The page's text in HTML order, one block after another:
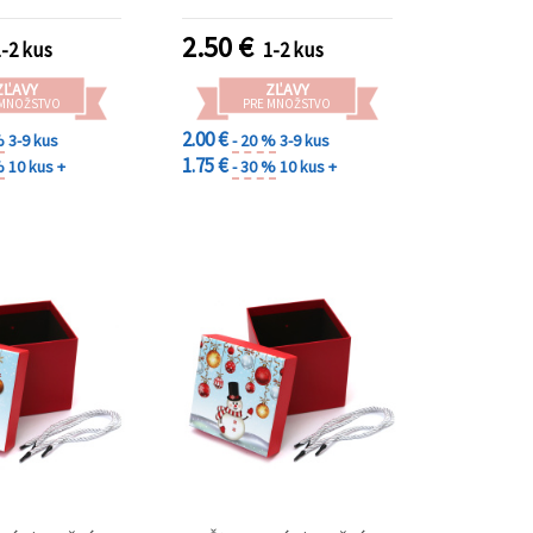
2 kus
3-9 kus
10 kus +
2.50€ 1-2 kus
ZĽAVY
PRE MNOŽSTVO
2.00 €- 20 %3-9 kus
1.75 €- 30 %10 kus +